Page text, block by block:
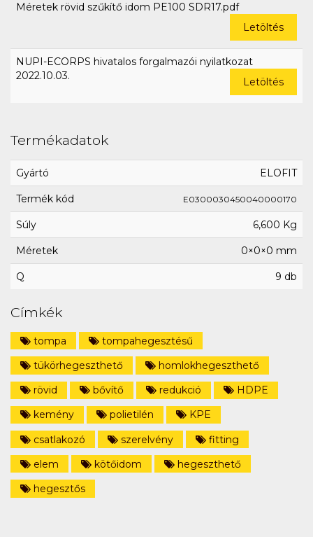
Méretek rövid szűkítő idom PE100 SDR17.pdf
Letöltés
NUPI-ECORPS hivatalos forgalmazói nyilatkozat
2022.10.03.
Letöltés
Termékadatok
Gyártó ELOFIT
Termék kód E0300030450040000170
Súly 6,600 Kg
Méretek 0×0×0 mm
Q 9 db
Címkék
tompa
tompahegesztésű
tükörhegeszthető
homlokhegeszthető
rövid
bővítő redukció
HDPE
kemény
polietilén
KPE
csatlakozó
szerelvény
fitting
elem
kötőidom
hegeszthető
hegesztős